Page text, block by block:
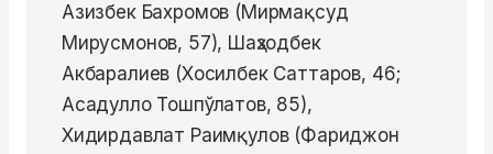
Азизбек Бахромов (Мирмақсуд
Мирусмонов, 57), Шаҳзодбек
Акбаралиев (Хосилбек Саттаров, 46;
Асадулло Тошпўлатов, 85),
Хидирдавлат Раимқулов (Фариджон